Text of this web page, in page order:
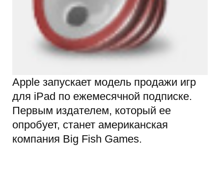
Apple запускает модель продажи игр
для iPad по ежемесячной подписке.
Первым издателем, который ее
опробует, станет американская
компания Big Fish Games.